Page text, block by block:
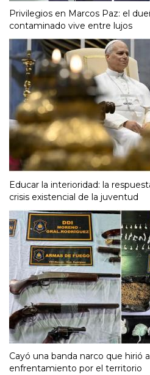
Privilegios en Marcos Paz: el
contaminado vive entre lujos
Educar la interioridad: la
crisis existencial de la juventud
Cayó una banda narco que hirió
enfrentamiento por el territorio